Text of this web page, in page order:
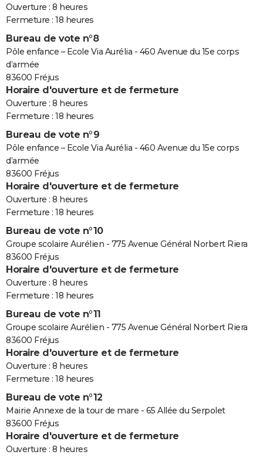
Ouverture : 8 heures
Fermeture : 18 heures
Bureau de vote n°8
Pôle enfance – Ecole Via Aurélia - 460 Avenue du 15e corps
d’armée
83600 Fréjus
Horaire d'ouverture et de fermeture
Ouverture : 8 heures
Fermeture : 18 heures
Bureau de vote n°9
Pôle enfance – Ecole Via Aurélia - 460 Avenue du 15e corps
d’armée
83600 Fréjus
Horaire d'ouverture et de fermeture
Ouverture : 8 heures
Fermeture : 18 heures
Bureau de vote n°10
Groupe scolaire Aurélien - 775 Avenue Général Norbert Riera
83600 Fréjus
Horaire d'ouverture et de fermeture
Ouverture : 8 heures
Fermeture : 18 heures
Bureau de vote n°11
Groupe scolaire Aurélien - 775 Avenue Général Norbert Riera
83600 Fréjus
Horaire d'ouverture et de fermeture
Ouverture : 8 heures
Fermeture : 18 heures
Bureau de vote n°12
Mairie Annexe de la tour de mare - 65 Allée du Serpolet
83600 Fréjus
Horaire d'ouverture et de fermeture
Ouverture : 8 heures